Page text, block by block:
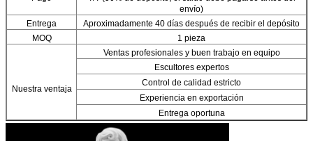
envío)
Entrega
Aproximadamente 40 días después de recibir el depósito
MOQ
1 pieza
Nuestra ventaja
Ventas profesionales y buen trabajo en equipo
Escultores expertos
Control de calidad estricto
Experiencia en exportación
Entrega oportuna